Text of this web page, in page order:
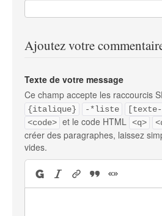
Ajoutez votre
Texte de votre message
Ce champ accepte les raccourcis
{italique}
-*liste
<code> et le code HTML <q>
créer des paragraphes, laissez
vides.